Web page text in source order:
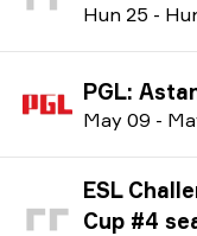
Hun 25 - H
PGL:
May 09 - M
ESL
Cup #4